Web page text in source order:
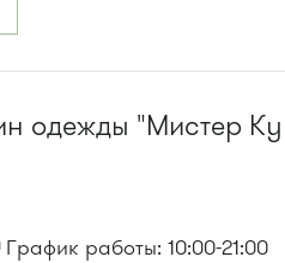
28.
одежды "Мистер
График работы: 10:00-21:00